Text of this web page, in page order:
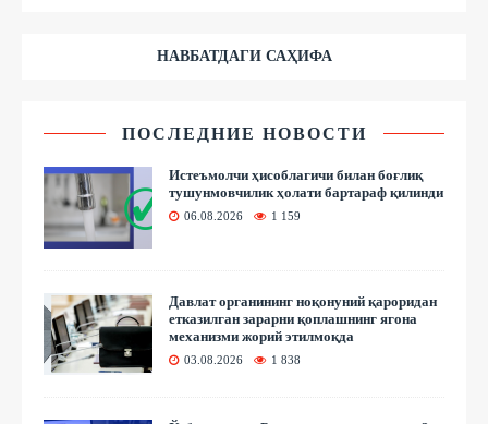
НАВБАТДАГИ САҲИФА
ПОСЛЕДНИЕ НОВОСТИ
Истеъмолчи ҳисоблагичи билан боғлиқ
тушунмовчилик ҳолати бартараф қилинди
06.08.2026 1 159
Давлат органининг ноқонуний қароридан
етказилган зарарни қоплашнинг ягона
механизми жорий этилмоқда
03.08.2026 1 838